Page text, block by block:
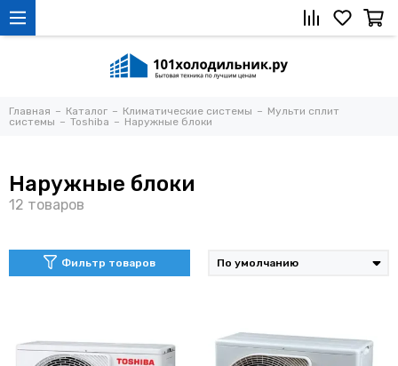
Главная Каталог Климатические системы
Мульти сплит
системы
Toshiba Наружные блоки
Наружные блоки
Фильтр товаров